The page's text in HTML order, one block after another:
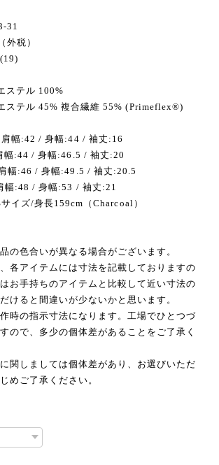
31
外税）
ステル 100%
ステル 45% 複合繊維 55% (Primeflex®)
幅:42 / 身幅:44 / 袖丈:16
幅:44 / 身幅:46.5 / 袖丈:20
幅:46 / 身幅:49.5 / 袖丈:20.5
幅:48 / 身幅:53 / 袖丈:21
イズ/身長159cm（Charcoal）
の色合いが異なる場合がございます。
各アイテムには寸法を記載しておりますの
お手持ちのアイテムと比較して近い寸法の
けると間違いが少ないかと思います。
時の指示寸法になります。工場でひとつづ
ので、多少の個体差があることをご了承く
関しましては個体差があり、お選びいただ
めご了承ください。